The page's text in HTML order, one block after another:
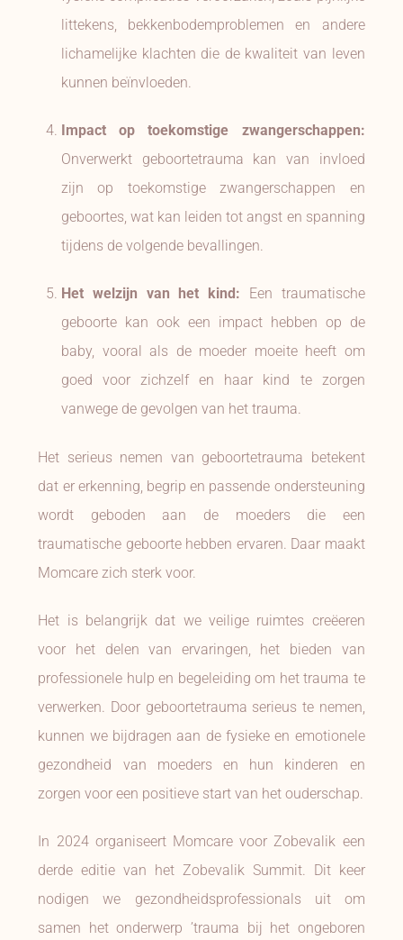
littekens, bekkenbodemproblemen en andere
lichamelijke klachten die de kwaliteit van leven
kunnen beïnvloeden.
Impact op toekomstige zwangerschappen:
Onverwerkt geboortetrauma kan van invloed
zijn op toekomstige zwangerschappen en
geboortes, wat kan leiden tot angst en spanning
tijdens de volgende bevallingen.
Het welzijn van het kind: Een traumatische
geboorte kan ook een impact hebben op de
baby, vooral als de moeder moeite heeft om
goed voor zichzelf en haar kind te zorgen
vanwege de gevolgen van het trauma.
Het serieus nemen van geboortetrauma betekent
dat er erkenning, begrip en passende ondersteuning
wordt geboden aan de moeders die een
traumatische geboorte hebben ervaren. Daar maakt
Momcare zich sterk voor.
Het is belangrijk dat we veilige ruimtes creëeren
voor het delen van ervaringen, het bieden van
professionele hulp en begeleiding om het trauma te
verwerken. Door geboortetrauma serieus te nemen,
kunnen we bijdragen aan de fysieke en emotionele
gezondheid van moeders en hun kinderen en
zorgen voor een positieve start van het ouderschap.
In 2024 organiseert Momcare voor Zobevalik een
derde editie van het Zobevalik Summit. Dit keer
nodigen we gezondheidsprofessionals uit om
samen het onderwerp ’trauma bij het ongeboren